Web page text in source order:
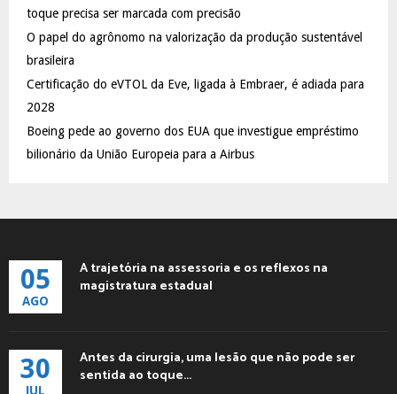
:
C
toque precisa ser marcada com precisão
O papel do agrônomo na valorização da produção sustentável
brasileira
Certificação do eVTOL da Eve, ligada à Embraer, é adiada para
2028
Boeing pede ao governo dos EUA que investigue empréstimo
bilionário da União Europeia para a Airbus
05
AGO
A trajetória na assessoria e os reflexos na
magistratura estadual
30
JUL
Antes da cirurgia, uma lesão que não pode ser
sentida ao toque...